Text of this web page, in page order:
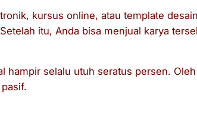
kursus online, atau template
itu, Anda bisa menjual karya
hampir selalu utuh seratus persen.